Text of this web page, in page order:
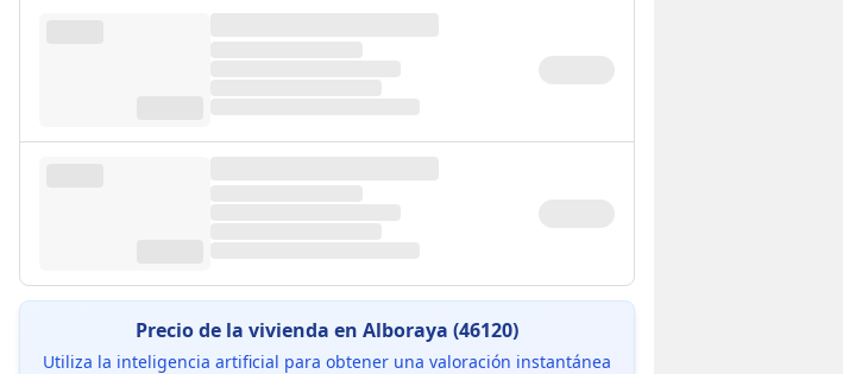
Precio de la vivienda en Alboraya (46120)
Utiliza la inteligencia artificial para obtener una valoración instantánea